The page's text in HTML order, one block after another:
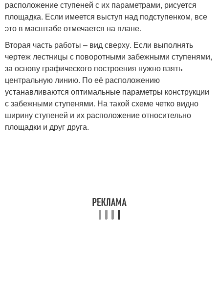
расположение ступеней с их параметрами, рисуется
площадка. Если имеется выступ над подступенком, все
это в масштабе отмечается на плане.
Вторая часть работы – вид сверху. Если выполнять
чертеж лестницы с поворотными забежными ступенями,
за основу графического построения нужно взять
центральную линию. По её расположению
устанавливаются оптимальные параметры конструкции
с забежными ступенями. На такой схеме четко видно
ширину ступеней и их расположение относительно
площадки и друг друга.